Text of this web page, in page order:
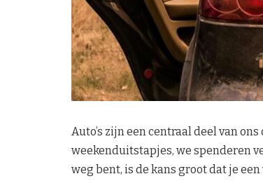
Auto’s zijn een centraal deel van
weekenduitstapjes, we spenderen
weg bent, is de kans groot dat je